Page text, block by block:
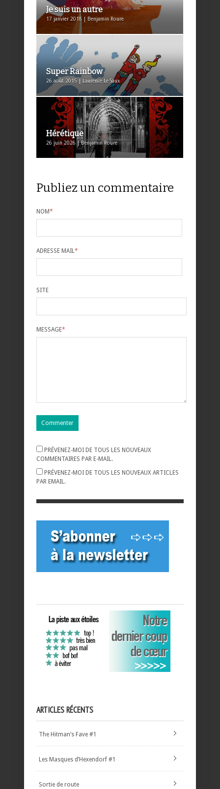
Je suis un autre
17 janvier 2018 | Benjamin Roure
Super Rainbow
26 août 2015 | Laurence Le Saux
Hérétique
26 juin 2026 | Benjamin Roure
Publiez un commentaire
NOM*
ADRESSE MAIL*
SITE
MESSAGE*
PRÉVENEZ-MOI DE TOUS LES NOUVEAUX
COMMENTAIRES PAR E-MAIL.
PRÉVENEZ-MOI DE TOUS LES NOUVEAUX ARTICLES
PAR EMAIL.
ARTICLES RÉCENTS
The Hitman’s Fave #1
Les Masques d’Hexendorf #1
Sortie de route